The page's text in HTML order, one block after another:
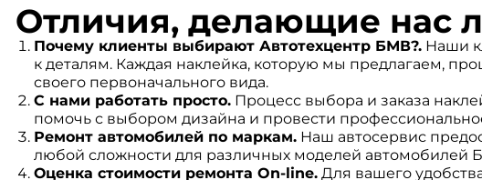
Отличия, делающие нас
Почему клиенты выбирают Автотехцентр БМВ?.Наши
к деталям. Каждая наклейка, которую мы предлагаем,
своего первоначального вида.
С нами работать просто.Процесс выбора и заказа
помочь с выбором дизайна и провести
Ремонт автомобилей по маркам.Наш автосервис
любой сложности для различных моделей автомобилей
Оценка стоимости ремонта On-line.Для вашего